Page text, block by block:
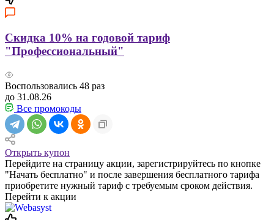
Скидка 10% на годовой тариф
"Профессиональный"
Воспользовались 48 раз
до 31.08.26
Все промокоды
Открыть купон
Перейдите на страницу акции, зарегистрируйтесь по кнопке
"Начать бесплатно" и после завершения бесплатного тарифа
приобретите нужный тариф с требуемым сроком действия.
Перейти к акции